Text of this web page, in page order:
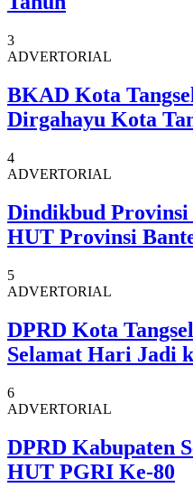
3
ADVERTORIAL
BKAD Kota
Dirgahayu Kota
4
ADVERTORIAL
Dindikbud Provinsi
HUT Provinsi
5
ADVERTORIAL
DPRD Kota
Selamat Hari Jadi
6
ADVERTORIAL
DPRD Kabupaten
HUT PGRI Ke-80